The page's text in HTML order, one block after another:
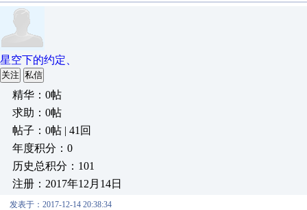
星空下的约定、
关注 私信
精华：0帖
求助：0帖
帖子：0帖 | 41回
年度积分：0
历史总积分：101
注册：2017年12月14日
发表于：2017-12-14 20:38:34